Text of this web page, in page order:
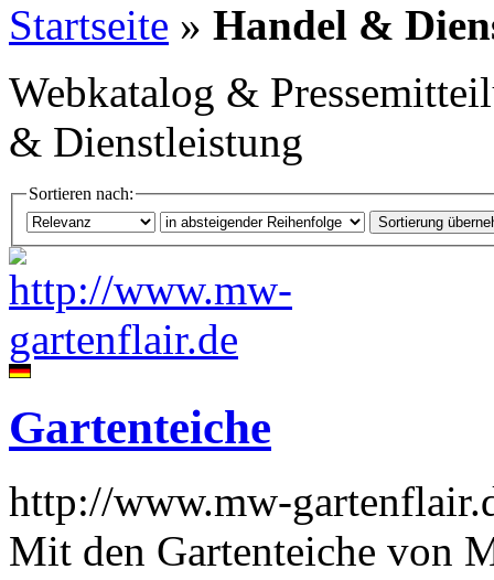
Startseite » Handel &
Webkatalog &
& Dienstleistung
Sortieren nach:
Gartenteiche
http://www.mw-
Mit den Gartenteiche von